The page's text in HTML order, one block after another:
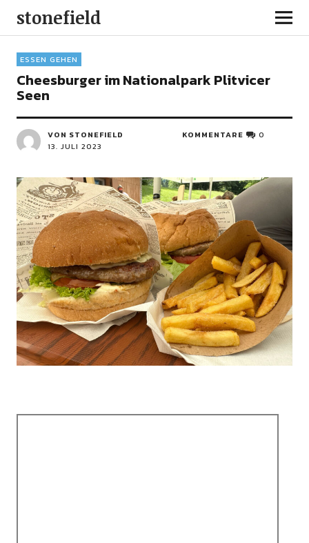
stonefield
ESSEN GEHEN
Cheesburger im Nationalpark Plitvicer
Seen
VON STONEFIELD
13. JULI 2023
KOMMENTARE 0